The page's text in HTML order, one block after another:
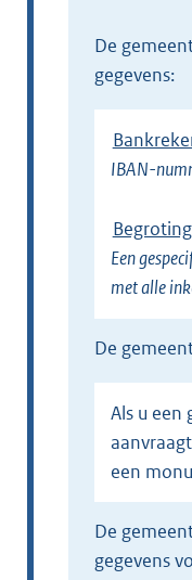
de gemeente ontvangt de volgende
gegevens:
IBAN-
Begroting
Een
met alle
de
Als u een gemeentelijke subsidie
een
de gemeente gebruikt de volgende
gegevens